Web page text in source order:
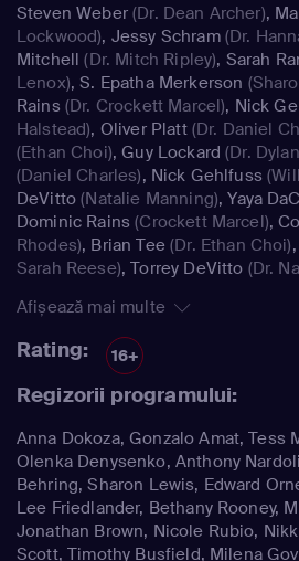
Steven Weber(Dr. Dean Archer),
Lockwood), Jessy Schram(Dr.
Mitchell (Dr. Mitch Ripley), Sarah
Lenox),S. Epatha Merkerson
Rains (Dr. Crockett Marcel), Nick
Halstead), Oliver Platt(Dr. Daniel
(Ethan Choi),Guy Lockard (Dr.
(Daniel Charles), Nick Gehlfuss
DeVitto (Natalie Manning),Yaya
Dominic Rains (Crockett Marcel),
Rhodes), Brian Tee (Dr. Ethan Choi),
Sarah Reese),Torrey DeVitto (Dr.
Afișează mai multe
Rating: 16+
Regizorii programului:
Anna Dokoza, Gonzalo Amat, Tess
Olenka Denysenko, Anthony
Behring, Sharon Lewis, Edward
Lee Friedlander, Bethany Rooney,
Jonathan Brown, Nicole Rubio,
Scott, Timothy Busfield, Milena